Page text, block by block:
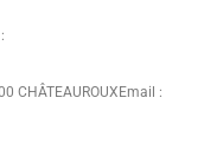
CHÂTEAUROUX Email :